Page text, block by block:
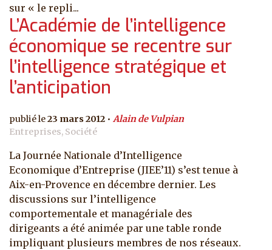
sur « le repli...
L’Académie de l’intelligence
économique se recentre sur
l’intelligence stratégique et
l’anticipation
23 mars 2012
Alain de Vulpian
Entreprises, Société
La Journée Nationale d’Intelligence
Economique d’Entreprise (JIEE’11) s’est tenue à
Aix-en-Provence en décembre dernier. Les
discussions sur l’intelligence
comportementale et managériale des
dirigeants a été animée par une table ronde
impliquant plusieurs membres de nos réseaux.